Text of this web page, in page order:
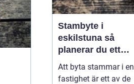
Stambyte i
eskilstuna så
planerar du ett
tryggt och hållbart
projekt
Att byta stammar i en
fastighet är ett av de